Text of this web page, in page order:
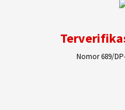
Nomor 689/